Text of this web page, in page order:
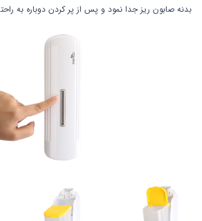
بدنه صابون ریز جدا نمود و پس از پر کردن دوباره به